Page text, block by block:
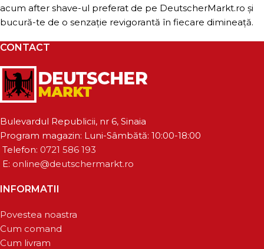
acum after shave-ul preferat de pe DeutscherMarkt.ro și
bucură-te de o senzație revigorantă în fiecare dimineață.
CONTACT
Bulevardul Republicii, nr 6, Sinaia
Program magazin: Luni-Sâmbătă: 10:00-18:00
Telefon: 0721 586 193
E: online@deutschermarkt.ro
INFORMATII
Povestea noastra
Cum comand
Cum livram